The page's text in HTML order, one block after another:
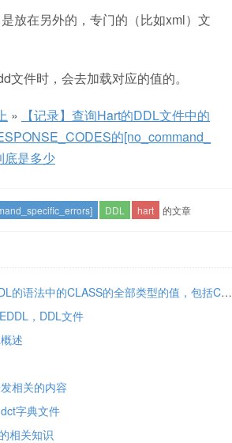
放在另外的，专门的（比如xml）文
文件时，会去加载对应的值的。
»
【记录】查询Hart的DDL文件中的
的[no_command_
底是多少
DDL hart 的文章
【记录】如何找到EDDL的语法中的CLASS的全部类型的值，包括CONTAINED,DYNAMIC等
，DDL文件
述
相关的内容
字典文件
相关知识